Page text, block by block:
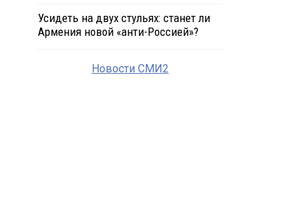
Усидеть на двух стульях: станет ли
Армения новой «анти-Россией»?
Новости СМИ2